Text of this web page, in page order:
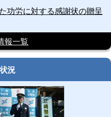
功労に対する感謝状の贈呈
報一覧
況